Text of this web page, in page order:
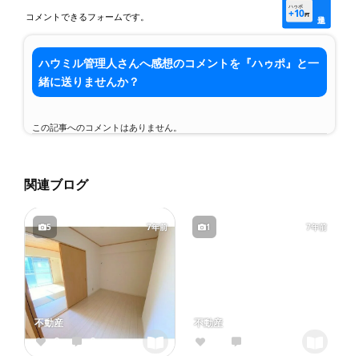
コメントできるフォームです。
ハゥポ
+10PT
ハウミル管理人さんへ感想のコメントを『ハゥポ』と一
緒に送りませんか？
この記事へのコメントはありません。
関連ブログ
5 7年前
0 0
不動産
1 7年前
不動産